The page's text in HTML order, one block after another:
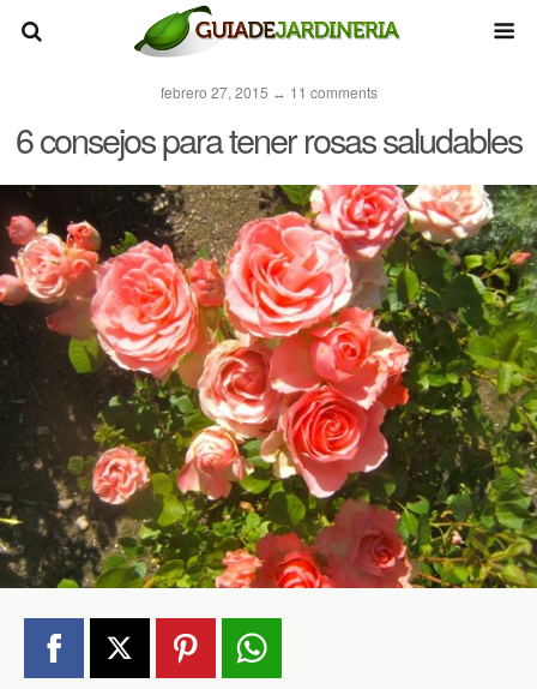
febrero 27, 2015 ↔ 11 comments
6 consejos para tener rosas saludables